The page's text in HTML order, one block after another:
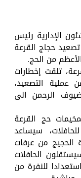
الإدارية رئيس
حجاج القرعة
من الحج.
تلقت إخطارات
عملية التصعيد،
الرحمن الى
حج القرعة
سيساعد
الحجيج من عرفات
الحافلات
للنفرة من